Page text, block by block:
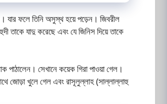
যার ফলে তিনি অসুস্থ হয়ে পড়েন। জিবরীল
যাদু করেছে এবং যে জিনিস দিয়ে তাকে
সেখানে কয়েক গিরা পাওয়া গেল।
জোড়া খুলে গেল এবং রাসূলুল্লাহ (সাল্লাল্লাহু